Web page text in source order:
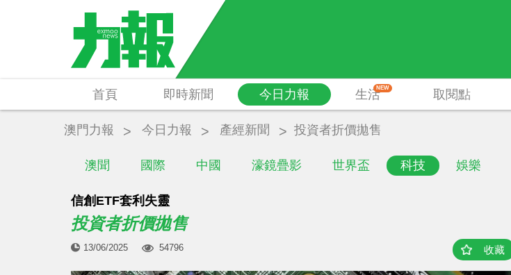
首頁 即時新聞 今日力報
澳聞 國際 中國 濠鏡疊影 世界盃 科技 娛樂
生活NEW 取閱點
澳門力報 今日力報 產經新聞 投資者折價拋售
信創ETF套利失靈
投資者折價拋售
13/06/2025 54796 收藏